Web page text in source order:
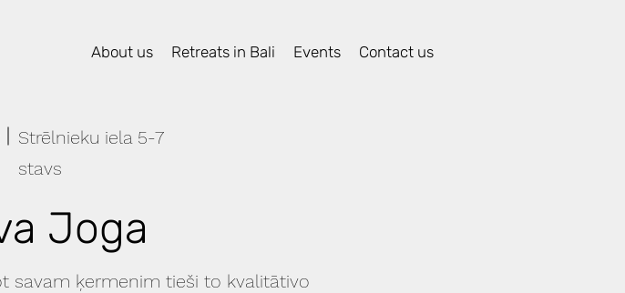
About us Retreats in Bali Events Contact us
Strēlnieku iela 5-7
stavs
Joga
savam ķermenim tieši to kvalitātivo